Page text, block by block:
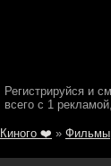
Киного ❤️ » Фильмы